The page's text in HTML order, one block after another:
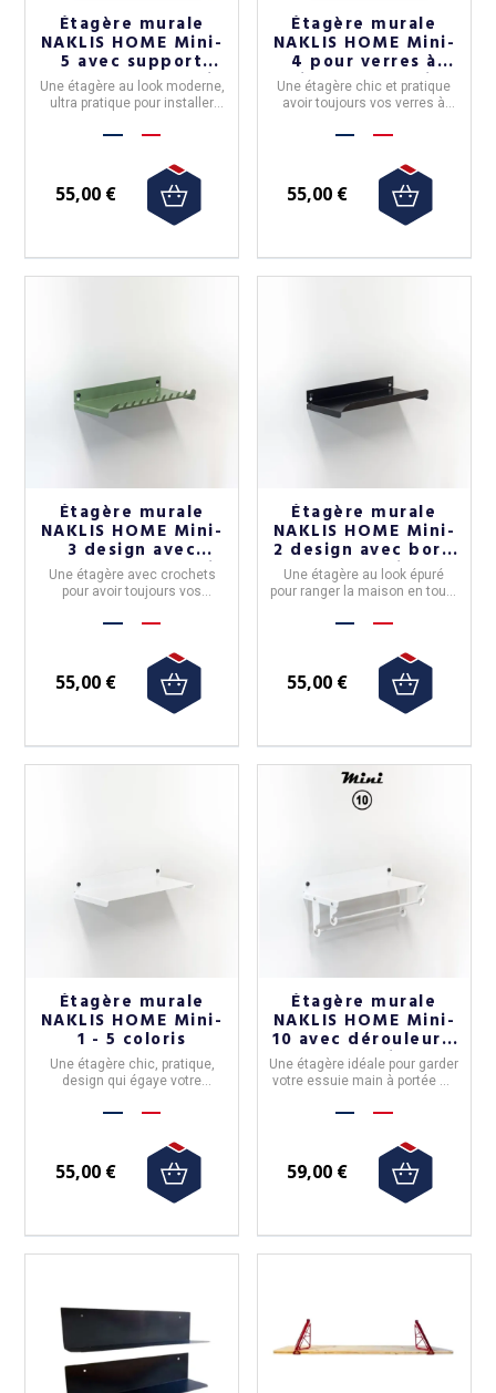
Étagère murale
NAKLIS HOME Mini-
5 avec support
tablette - 5 coloris
Une étagère au look moderne,
ultra pratique pour installer
vue. Disponible en 5 couleurs.
55,00 €
Étagère murale
NAKLIS HOME Mini-
4 pour verres à
pieds - 5 coloris
Une étagère chic et pratique
avoir toujours vos verres à
Disponible en 5 couleurs.
55,00 €
Étagère murale
NAKLIS HOME Mini-
3 design avec
crochets - 5 coloris
Une étagère avec crochets
pour avoir toujours vos
Disponible en 5 couleurs.
55,00 €
Étagère murale
NAKLIS HOME Mini-
2 design avec bord
- 5 coloris
Une étagère au look épuré
pour ranger la maison en toute
couleurs.
55,00 €
Étagère murale
NAKLIS HOME Mini-
1 - 5 coloris
Une étagère chic, pratique,
design qui égaye votre
couleurs.
55,00 €
Étagère murale
NAKLIS HOME Mini-
10 avec dérouleur -
5 coloris
Une étagère idéale pour garder
votre essuie main à portée de
versions.
59,00 €